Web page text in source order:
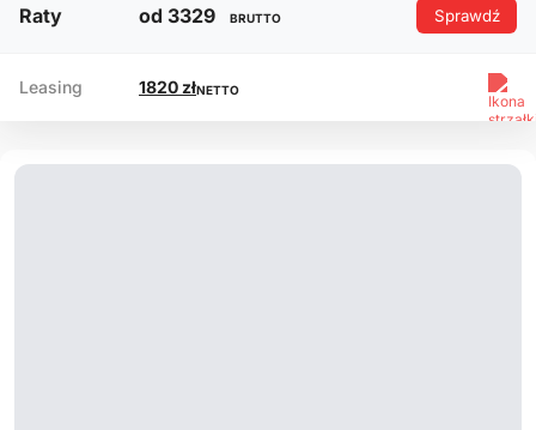
Raty od 3329 BRUTTO Sprawdź
Leasing 1820 złNETTO